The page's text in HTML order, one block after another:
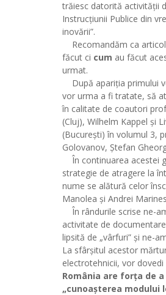
trăiesc datorită activității
Instrucțiunii Publice din
inovării”.
Recomandăm ca
făcut ci cum au făcut
urmat.
După apariția primului
vor urma a fi tratate, să
în calitate de coautori
(Cluj), Wilhelm Kappel și
(București) în volumul 3,
Golovanov, Ștefan
În continuarea acestei
strategie de atragere la
nume se alătură celor
Manolea și Andrei
În rândurile scrise ne-
activitate de
lipsită de „vârfuri” și ne-
La sfârșitul acestor
electrotehnicii, vor dovedi
România are forța de
„cunoașterea modului